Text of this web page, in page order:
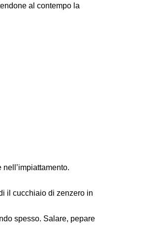
al contempo la
il cucchiaio di zenzero in
spesso. Salare, pepare